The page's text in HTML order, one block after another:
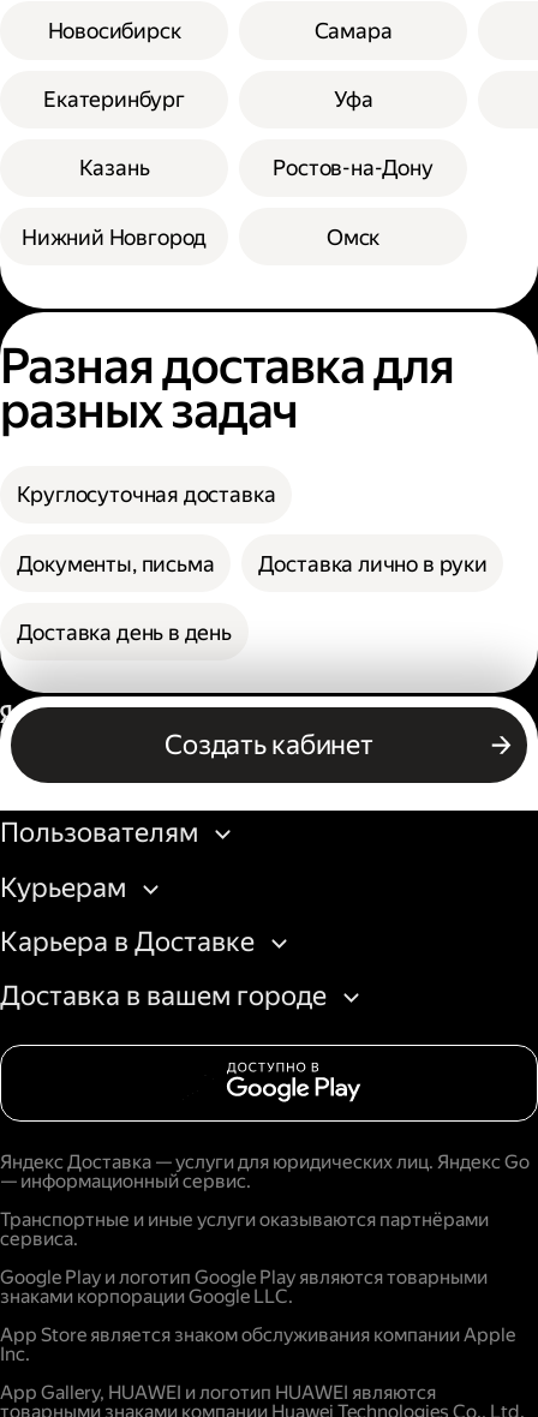
Новосибирск
Екатеринбург
Казань
Нижний Новгород
Самара
Уфа
Ростов-на-Дону
Омск
Разная доставка для
разных задач
Круглосуточная доставка
Документы, письма Доставка лично в руки
Доставка день в день
Создать кабинет
Россия
Бизнесу
Пользователям
Курьерам
Карьера в Доставке
Доставка в вашем городе
Яндекс Доставка — услуги для юридических лиц. Яндекс Go
— информационный сервис.
Транспортные и иные услуги оказываются партнёрами
сервиса.
Google Play и логотип Google Play являются товарными
знаками корпорации Google LLC.
App Store является знаком обслуживания компании Apple
Inc.
App Gallery, HUAWEI и логотип HUAWEI являются
товарными знаками компании Huawei Technologies Co., Ltd.